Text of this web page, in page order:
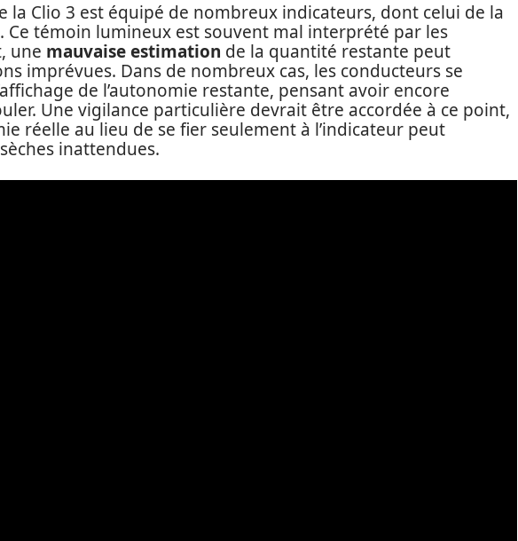
la Clio 3 est équipé de nombreux indicateurs, dont celui de la
Ce témoin lumineux est souvent mal interprété par les
une mauvaise estimation de la quantité restante peut
imprévues. Dans de nombreux cas, les conducteurs se
de l’autonomie restante, pensant avoir encore
Une vigilance particulière devrait être accordée à ce point,
réelle au lieu de se fier seulement à l’indicateur peut
inattendues.